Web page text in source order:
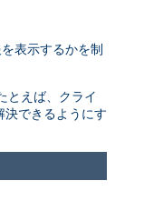
表示するかを制
とえば、クライ
決できるようにす